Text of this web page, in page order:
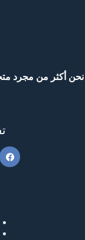
نحن أكثر من مجرد